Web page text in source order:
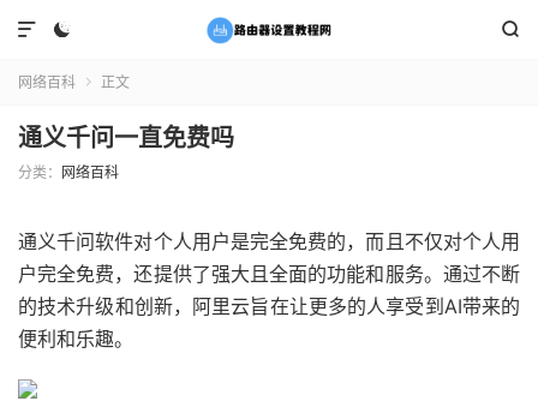
 

网络百科  正文
通义千问一直免费吗
分类： 网络百科
通义千问软件对个人用户是完全免费的，而且不仅对个人用
户完全免费，还提供了强大且全面的功能和服务。通过不断
的技术升级和创新，阿里云旨在让更多的人享受到AI带来的
便利和乐趣。